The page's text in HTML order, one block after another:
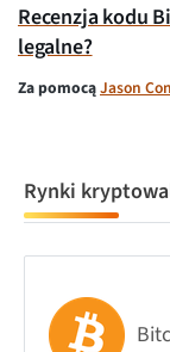
Recenzja kodu
legalne?
Za pomocąJason
Rynki